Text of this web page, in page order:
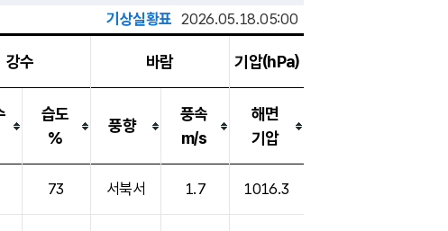
기상실황표 2026.05.18.05:00
강수 바람 기압(hPa)
습도
%
풍향
풍속
m/s
해면
기압
73 서북서 1.7 1016.3